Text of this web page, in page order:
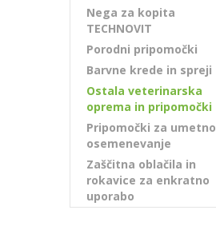
Nega za kopita
TECHNOVIT
Porodni pripomočki
Barvne krede in spreji
Ostala veterinarska
oprema in pripomočki
Pripomočki za umetno
osemenevanje
Zaščitna oblačila in
rokavice za enkratno
uporabo